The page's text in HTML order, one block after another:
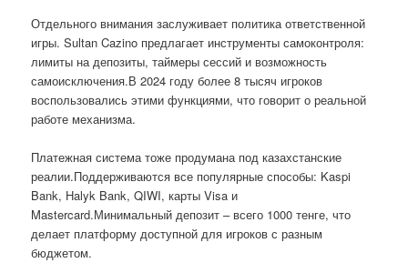
Отдельного внимания заслуживает политика ответственной
игры. Sultan Cazino предлагает инструменты самоконтроля:
лимиты на депозиты, таймеры сессий и возможность
самоисключения.В 2024 году более 8 тысяч игроков
воспользовались этими функциями, что говорит о реальной
работе механизма.
Платежная система тоже продумана под казахстанские
реалии.Поддерживаются все популярные способы: Kaspi
Bank, Halyk Bank, QIWI, карты Visa и
Mastercard.Минимальный депозит – всего 1000 тенге, что
делает платформу доступной для игроков с разным
бюджетом.